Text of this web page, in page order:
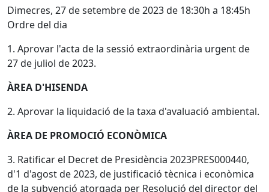
Dimecres, 27 de setembre de 2023 de 18:30h a 18:45h
Ordre del dia
1. Aprovar l'acta de la sessió extraordinària urgent de
27 de juliol de 2023.
ÀREA D'HISENDA
2. Aprovar la liquidació de la taxa d'avaluació ambiental.
ÀREA DE PROMOCIÓ ECONÒMICA
3. Ratificar el Decret de Presidència 2023PRES000440,
d'1 d'agost de 2023, de justificació tècnica i econòmica
de la subvenció atorgada per Resolució del director del